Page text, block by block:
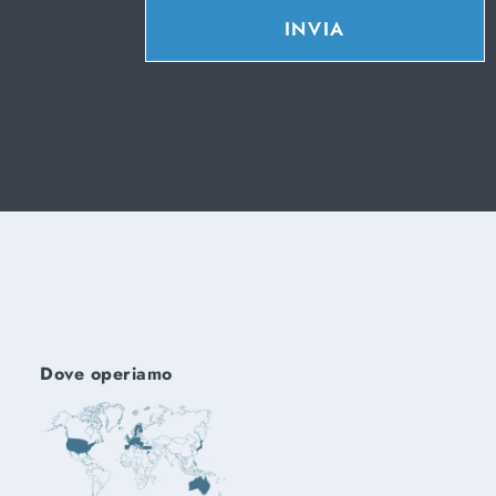
INVIA
Dove operiamo